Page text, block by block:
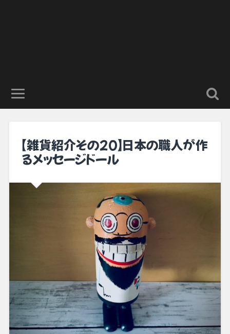
【雑貨紹介その20】日本の職人が作
るメッセージドール